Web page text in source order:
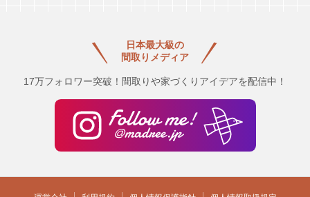
日本最大級の
間取りメディア
17万フォロワー突破！間取りや家づくりアイデアを配信中！